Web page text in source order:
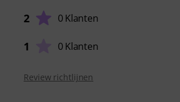
2 0 Klanten
1 0 Klanten
Review richtlijnen